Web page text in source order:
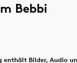
Bebbi
enthält Bilder, Audio